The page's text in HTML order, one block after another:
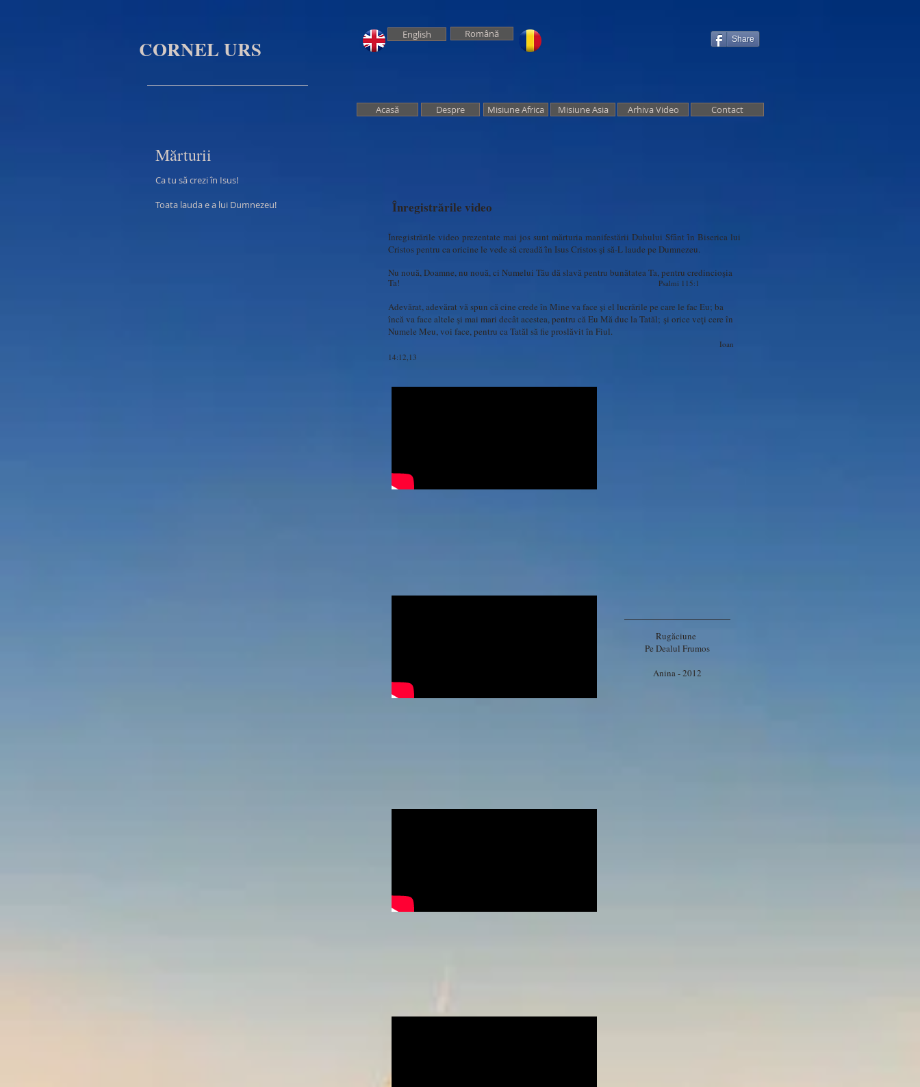
CORNEL URS
English Română Share
Mărturii
Ca tu săcrezi în Isus!
Toata lauda e a lui Dumnezeu!
Acasă Despre Misiune Africa Misiune Asia Arhiva Video Contact
Înregistrările video
Înregistrările video prezentate mai jos sunt mărturia manifestării Duhului Sfȃnt ȋn Biserica lui
Cristos pentru ca oricine le vede să creadă ȋn Isus Cristos şi să-L laude pe Dumnezeu.
Nu nouă, Doamne, nu nouă, ci Numelui Tău dă slavă pentru bunătatea Ta, pentru credincioşia
Ta! Psalmi 115:1
Adevărat, adevărat vă spun că cine crede în Mine va face şi el lucrările pe care le fac Eu; ba
încă va face altele şi mai mari decât acestea, pentru că Eu Mă duc la Tatăl; şi orice veţi cere în
Numele Meu, voi face, pentru ca Tatăl să fie proslăvit în Fiul.
Ioan
14:12,13
Rugăciune
​Pe Dealul Frumos
Anina - 2012